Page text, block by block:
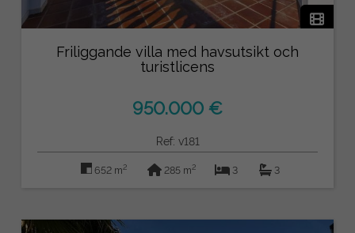
Friliggande villa med havsutsikt och
turistlicens
950.000 €
Ref: v181
652 m2 285 m2 3 3